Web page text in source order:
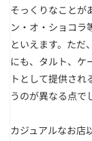
そっくりなことが
ン・オ・ショコラ
といえます。ただ
にも、タルト、ケ
トとして提供さ
うのが異なる点で
カジュアルなお店